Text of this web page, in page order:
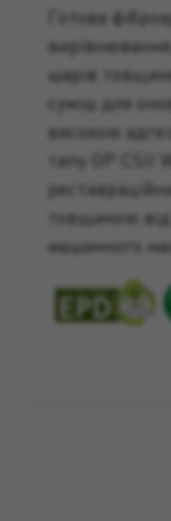
Готова
шарів
суміш для
високою
типу GP CSII
товщиною
машинного